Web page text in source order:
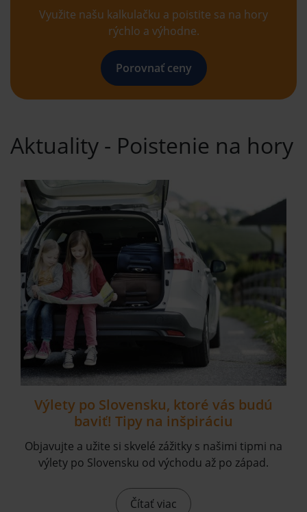
Využite našu kalkulačku a poistite sa na hory
rýchlo a výhodne.
Porovnať ceny
Aktuality - Poistenie na hory
Výlety po Slovensku, ktoré vás budú
baviť! Tipy na inšpiráciu
Objavujte a užite si skvelé zážitky s našimi tipmi na
výlety po Slovensku od východu až po západ.
Čítať viac